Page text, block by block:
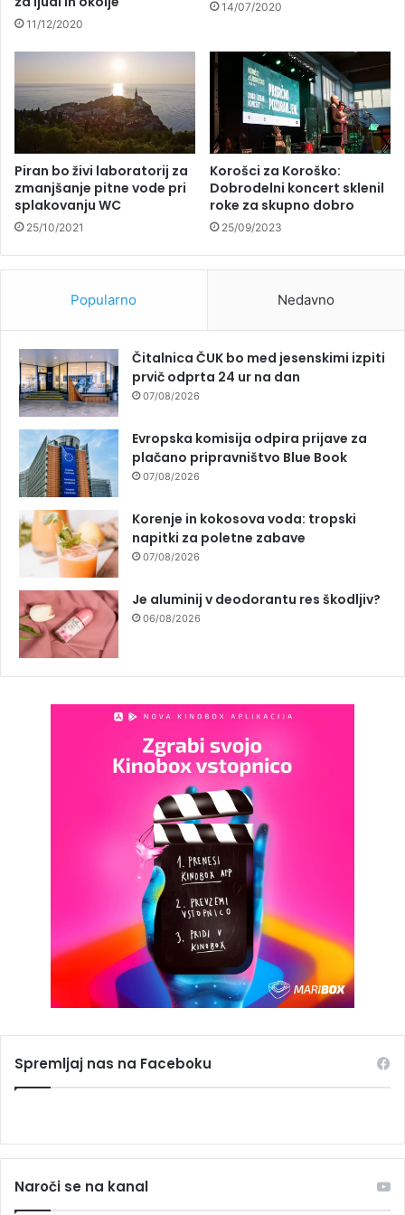
11/12/2020
14/07/2020
Piran bo živi laboratorij za
zmanjšanje pitne vode pri
splakovanju WC
25/10/2021
Korošci za Koroško:
Dobrodelni koncert sklenil
roke za skupno dobro
25/09/2023
Popularno Nedavno
Čitalnica ČUK bo med jesenskimi izpiti
prvič odprta 24 ur na dan
07/08/2026
Evropska komisija odpira prijave za
plačano pripravništvo Blue Book
07/08/2026
Korenje in kokosova voda: tropski
napitki za poletne zabave
07/08/2026
Je aluminij v deodorantu res škodljiv?
06/08/2026
Spremljaj nas na Faceboku
Naroči se na kanal